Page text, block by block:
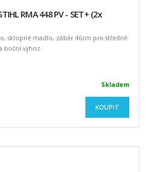
RMA 448 PV - SET+ (2x
sklopné madlo, záběr 46cm pro středně
boční výhoz.
Skladem
KOUPIT